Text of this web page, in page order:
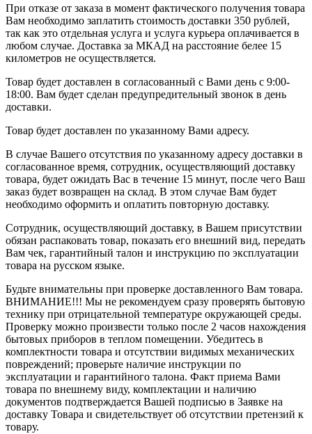
При отказе от заказа в момент фактического получения товара
Вам необходимо заплатить стоимость доставки 350 рублей,
так как это отдельная услуга и услуга курьера оплачивается в
любом случае. Доставка за МКАД на расстояние белее 15
километров не осуществляется.
Товар будет доставлен в согласованный с Вами день с 9:00-
18:00. Вам будет сделан предупредительный звонок в день
доставки.
Товар будет доставлен по указанному Вами адресу.
В случае Вашего отсутствия по указанному адресу доставки в
согласованное время, сотрудник, осуществляющий доставку
товара, будет ожидать Вас в течение 15 минут, после чего Ваш
заказ будет возвращен на склад. В этом случае Вам будет
необходимо оформить и оплатить повторную доставку.
Сотрудник, осуществляющий доставку, в Вашем присутствии
обязан распаковать товар, показать его внешний вид, передать
Вам чек, гарантийный талон и инструкцию по эксплуатации
товара на русском языке.
Будьте внимательны при проверке доставленного Вам товара.
ВНИМАНИЕ!!! Мы не рекомендуем сразу проверять бытовую
технику при отрицательной температуре окружающей среды.
Проверку можно произвести только после 2 часов нахождения
бытовых приборов в теплом помещении. Убедитесь в
комплектности товара и отсутствии видимых механических
повреждений; проверьте наличие инструкции по
эксплуатации и гарантийного талона. Факт приема Вами
товара по внешнему виду, комплектации и наличию
документов подтверждается Вашей подписью в Заявке на
доставку Товара и свидетельствует об отсутствии претензий к
товару.